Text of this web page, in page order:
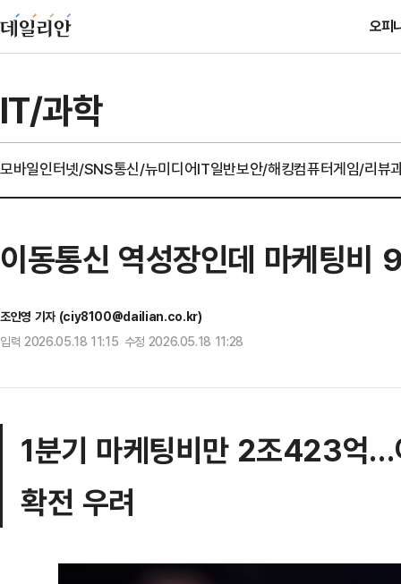
오피
IT/과학
모바일인터넷/SNS통신/뉴미디어IT일반보안/해킹컴퓨터게임/리뷰
이동통신 역성장인데 마케팅
조인영 기자 (ciy8100@dailian.co.kr)
입력 2026.05.18 11:15 수정 2026.05.18 11:28
1분기 마케팅비만 2조423억…
확전 우려